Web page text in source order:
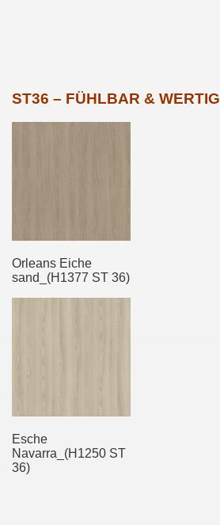
ST36 – FÜHLBAR & WERTIG
Orleans Eiche
sand_(H1377 ST 36)
Esche
Navarra_(H1250 ST
36)